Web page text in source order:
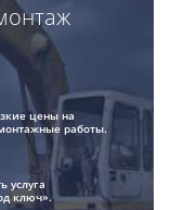
цены на
работы.
услуга
ключ».